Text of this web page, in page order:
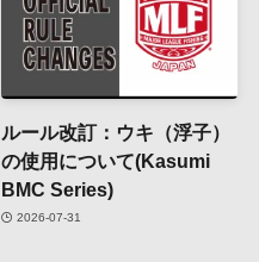
ルール改訂：ウキ（浮子）
の使用について(Kasumi
BMC Series)
2026-07-31